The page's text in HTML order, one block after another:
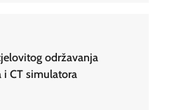
održavanja
i CT simulatora